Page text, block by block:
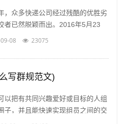
，众多快递公司经过残酷的优胜劣
者已然脱颖而出。2016年5月23
新材（002352.SZ)披露了“重大资
08 23075
写群规范文)
以把有共同兴趣爱好或目标的人组
子，并且能快速实现组员之间的交
，在共同分享的前提下很容易形成